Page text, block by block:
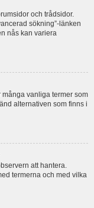
och trådsidor.
sökning”-länken
nås kan variera
vanliga termer som
alternativen som finns i
att hantera.
termerna och med vilka